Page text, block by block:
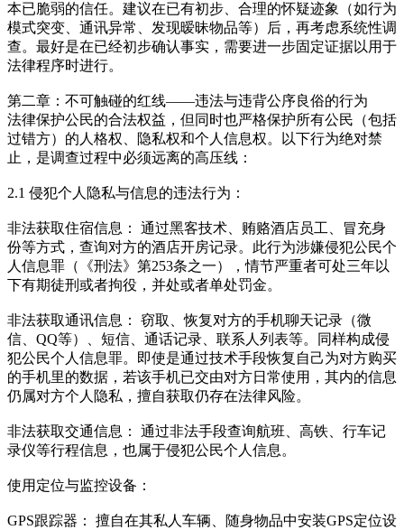
本已脆弱的信任。建议在已有初步、合理的怀疑迹象（如行为
模式突变、通讯异常、发现暧昧物品等）后，再考虑系统性调
查。最好是在已经初步确认事实，需要进一步固定证据以用于
法律程序时进行。
第二章：不可触碰的红线——违法与违背公序良俗的行为
法律保护公民的合法权益，但同时也严格保护所有公民（包括
过错方）的人格权、隐私权和个人信息权。以下行为绝对禁
止，是调查过程中必须远离的高压线：
2.1 侵犯个人隐私与信息的违法行为：
非法获取住宿信息： 通过黑客技术、贿赂酒店员工、冒充身
份等方式，查询对方的酒店开房记录。此行为涉嫌侵犯公民个
人信息罪（《刑法》第253条之一），情节严重者可处三年以
下有期徒刑或者拘役，并处或者单处罚金。
非法获取通讯信息： 窃取、恢复对方的手机聊天记录（微
信、QQ等）、短信、通话记录、联系人列表等。同样构成侵
犯公民个人信息罪。即使是通过技术手段恢复自己为对方购买
的手机里的数据，若该手机已交由对方日常使用，其内的信息
仍属对方个人隐私，擅自获取仍存在法律风险。
非法获取交通信息： 通过非法手段查询航班、高铁、行车记
录仪等行程信息，也属于侵犯公民个人信息。
使用定位与监控设备：
GPS跟踪器： 擅自在其私人车辆、随身物品中安装GPS定位设